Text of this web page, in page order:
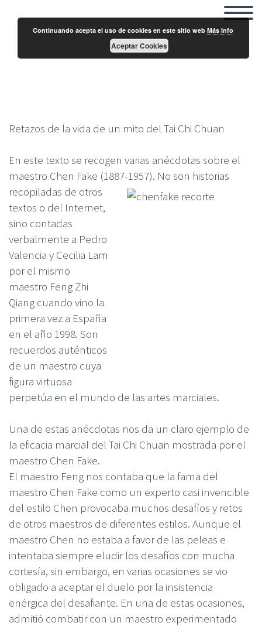
Historias del maestro Chen Fake
Retazos de la vida de un mito del Tai Chi Chuan
En este texto se recogen varias anécdotas sobre el
maestro Chen Fake (1887-1957). No son historias
recopiladas de otros
textos o del Internet,
sino contadas
verbalmente a Pedro
Valencia y Cecilia Lam
por el mismo
maestro Feng Zhi
Qiang cuando vino la
primera vez a España
en el año 1998. Son
recuerdos auténticos
de un maestro cuya
figura virtuosa
perpetúa en el mundo de las artes marciales.
Una de estas anécdotas nos da un claro ejemplo de
la eficacia marcial del Tai Chi Chuan mostrada por el
maestro Chen Fake.
El maestro Feng nos contaba que la fama del
maestro Chen Fake como un experto casi invencible
del estilo Chen provocaba muchos desafíos y retos
de otros maestros de diferentes estilos. Aunque el
maestro Chen no estaba a favor de las peleas e
intentaba siempre eludir los desafíos con mucha
cortesía, sin embargo, en varias ocasiones se vio
obligado a aceptar el duelo por la insistencia
enérgica del desafiante. En una de estas ocasiones,
admitió combatir con un maestro experimentado
Continuando acepta el uso de cookies en este sitio webMás Info
Aceptar Cookies